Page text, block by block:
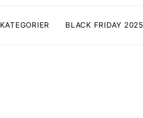
KATEGORIER BLACK FRIDAY 2025